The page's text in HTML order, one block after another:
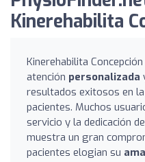
Kinerehabilita
Kinerehabilita
atención personalizada
resultados exitosos en
pacientes. Muchos
servicio y la dedicación
muestra un gran
pacientes elogian su